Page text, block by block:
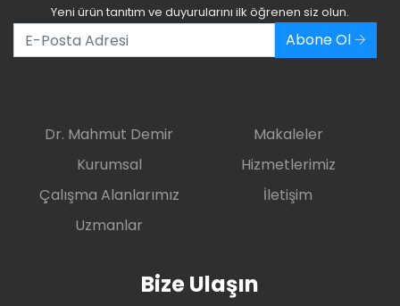
Yeni ürün tanıtım ve duyurularını ilk öğrenen siz olun.
Abone Ol
Dr. Mahmut Demir
Kurumsal
Çalışma Alanlarımız
Uzmanlar
Makaleler
Hizmetlerimiz
İletişim
Bize Ulaşın